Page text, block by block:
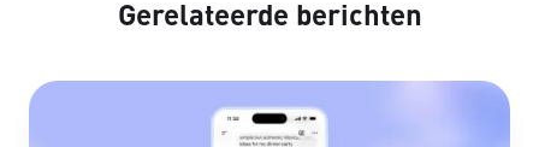
Gerelateerde berichten